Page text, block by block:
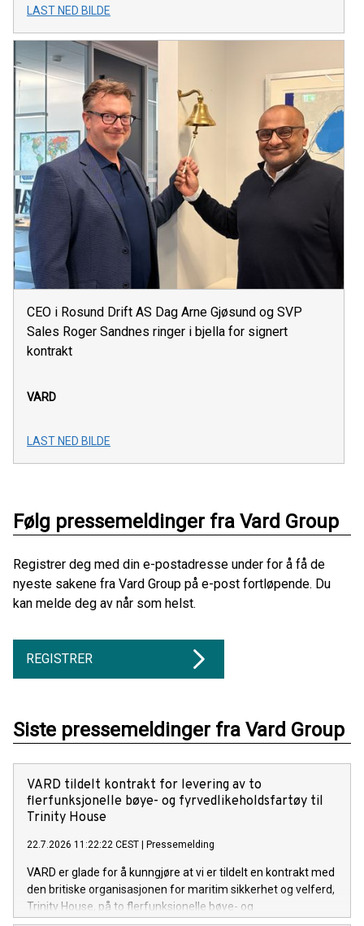
LAST NED BILDE
CEO i Rosund Drift AS Dag Arne Gjøsund og SVP
Sales Roger Sandnes ringer i bjella for signert
kontrakt
VARD
LAST NED BILDE
Følg pressemeldinger fra Vard Group
Registrer deg med din e-postadresse under for å få de
nyeste sakene fra Vard Group på e-post fortløpende. Du
kan melde deg av når som helst.
REGISTRER
Siste pressemeldinger fra Vard Group
VARD tildelt kontrakt for levering av to
flerfunksjonelle bøye- og fyrvedlikeholdsfartøy til
Trinity House
22.7.2026 11:22:22 CEST | Pressemelding
VARD er glade for å kunngjøre at vi er tildelt en kontrakt med
den britiske organisasjonen for maritim sikkerhet og velferd,
Trinity House, på to flerfunksjonelle bøye- og
fyrvedlikeholdsfartøy. Dette er de to første fartøyene av